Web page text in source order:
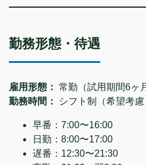
勤務形態・待遇
雇用形態： 常勤（試用期間6ヶ
勤務時間：
シフト制（希望考慮
早番：7:00〜16:00
日勤：8:00〜17:00
遅番：12:30〜21:30